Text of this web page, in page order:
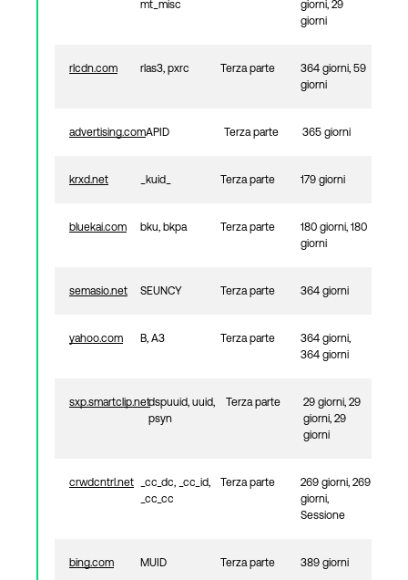
mt_misc
giorni, 29
giorni
rlcdn.com rlas3, pxrc Terza parte
364 giorni, 59
giorni
advertising.comAPID Terza parte 365 giorni
krxd.net _kuid_ Terza parte 179 giorni
bluekai.com bku, bkpa Terza parte
180 giorni, 180
giorni
semasio.net SEUNCY Terza parte 364 giorni
yahoo.com B, A3 Terza parte
364 giorni,
364 giorni
sxp.smartclip.netdspuuid, uuid,
psyn
Terza parte
29 giorni, 29
giorni, 29
giorni
crwdcntrl.net
_cc_dc, _cc_id,
_cc_cc
Terza parte
269 giorni, 269
giorni,
Sessione
bing.com MUID Terza parte 389 giorni